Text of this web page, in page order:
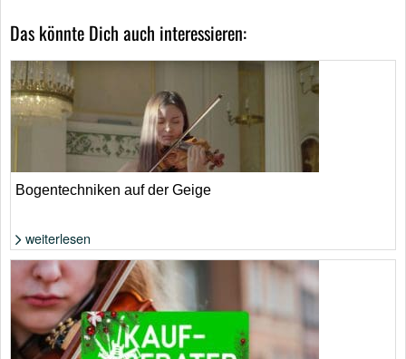
Das könnte Dich auch interessieren:
Foto: Aus Video extrahiert
Bogentechniken auf der Geige
weiterlesen